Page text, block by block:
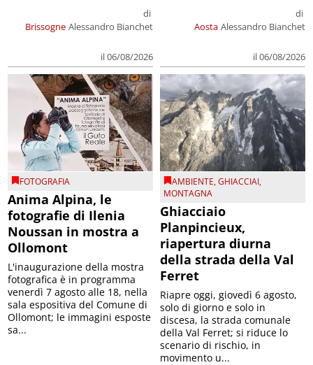
Brissogne
di
Alessandro Bianchet
il 06/08/2026
Aosta
di
Alessandro Bianchet
il 06/08/2026
FOTOGRAFIA
Anima Alpina, le
fotografie di Ilenia
Noussan in mostra a
Ollomont
L'inaugurazione della mostra
fotografica è in programma
venerdì 7 agosto alle 18, nella
sala espositiva del Comune di
Ollomont; le immagini esposte
sa...
AMBIENTE,GHIACCIAI,
MONTAGNA
Ghiacciaio
Planpincieux,
riapertura diurna
della strada della Val
Ferret
Riapre oggi, giovedì 6 agosto,
solo di giorno e solo in
discesa, la strada comunale
della Val Ferret; si riduce lo
scenario di rischio, in
movimento u...